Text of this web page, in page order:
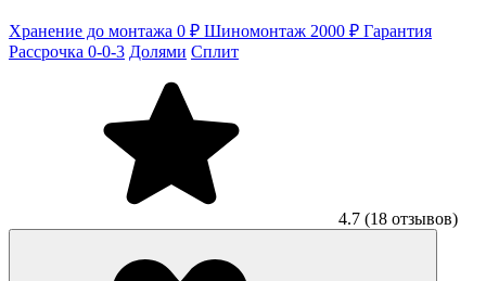
Хранение до монтажа 0 ₽ Шиномонтаж 2000 ₽ Гарантия
Рассрочка 0-0-3 Долями Сплит
4.7 (18 отзывов)